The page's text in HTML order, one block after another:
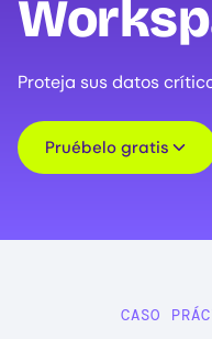
Proteja sus datos
Pruébelo gratis
CASO